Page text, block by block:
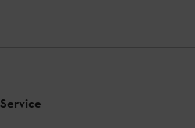
Service